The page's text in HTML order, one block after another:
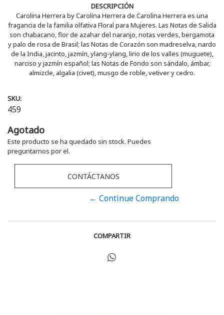
DESCRIPCIÓN
Carolina Herrera by Carolina Herrera de Carolina Herrera es una
fragancia de la familia olfativa Floral para Mujeres. Las Notas de Salida
son chabacano, flor de azahar del naranjo, notas verdes, bergamota
y palo de rosa de Brasil; las Notas de Corazón son madreselva, nardo
de la India, jacinto, jazmín, ylang-ylang, lirio de los valles (muguete),
narciso y jazmín español; las Notas de Fondo son sándalo, ámbar,
almizcle, algalia (civet), musgo de roble, vetiver y cedro.
SKU:
459
Agotado
Este producto se ha quedado sin stock. Puedes
preguntarnos por el.
CONTÁCTANOS
← Continue Comprando
COMPARTIR